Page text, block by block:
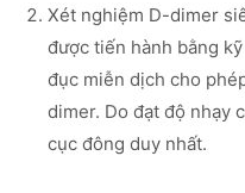
Xét nghiệm D-dimer
được tiến hành bằng
đục miễn dịch cho
dimer. Do đạt độ nhạy
cục đông duy nhất.